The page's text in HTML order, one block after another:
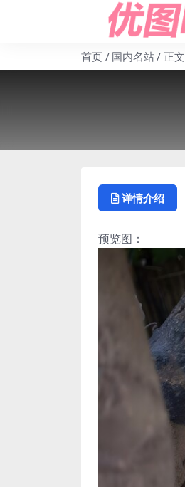
首页 国内名站 正文
详情介绍
预览图：